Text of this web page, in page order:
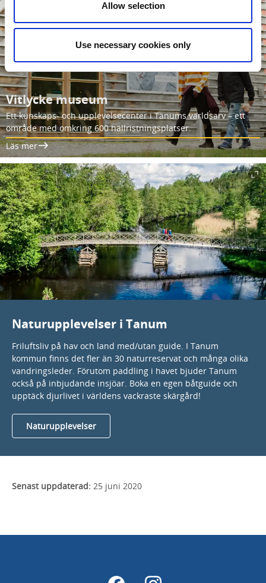
Allow selection
Use necessary cookies only
Vitlycke museum
Ett kunskaps- och upplevelsecenter i Tanums världsarv – ett
område med omkring 600 hällristningsplatser.
Läs mer
Naturupplevelser i Tanum
Friluftsliv på hav och land med/utan guide. I Tanum
kommun finns det fler än 30 naturreservat och många olika
vandringsleder. Förutom paddling i havet bjuder Tanum
också på inbjudande insjöar. Boka en egen båtguide och
upptäck djurlivet i världens vackraste skärgård!
Naturupplevelser
Senast uppdaterad: 25 juni 2020